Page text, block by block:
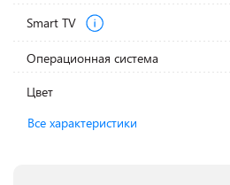
Smart TV
Операционная система
Цвет
Все характеристики